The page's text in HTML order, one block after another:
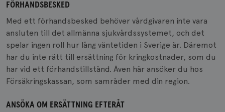
FÖRHANDSBESKED
Med ett förhandsbesked behöver vårdgivaren inte vara
ansluten till det allmänna sjukvårdssystemet, och det
spelar ingen roll hur lång väntetiden i Sverige är. Däremot
har du inte rätt till ersättning för kringkostnader, som du
har vid ett förhandstillstånd. Även här ansöker du hos
Försäkringskassan, som samråder med din region.
ANSÖKA OM ERSÄTTNING EFTERÅT